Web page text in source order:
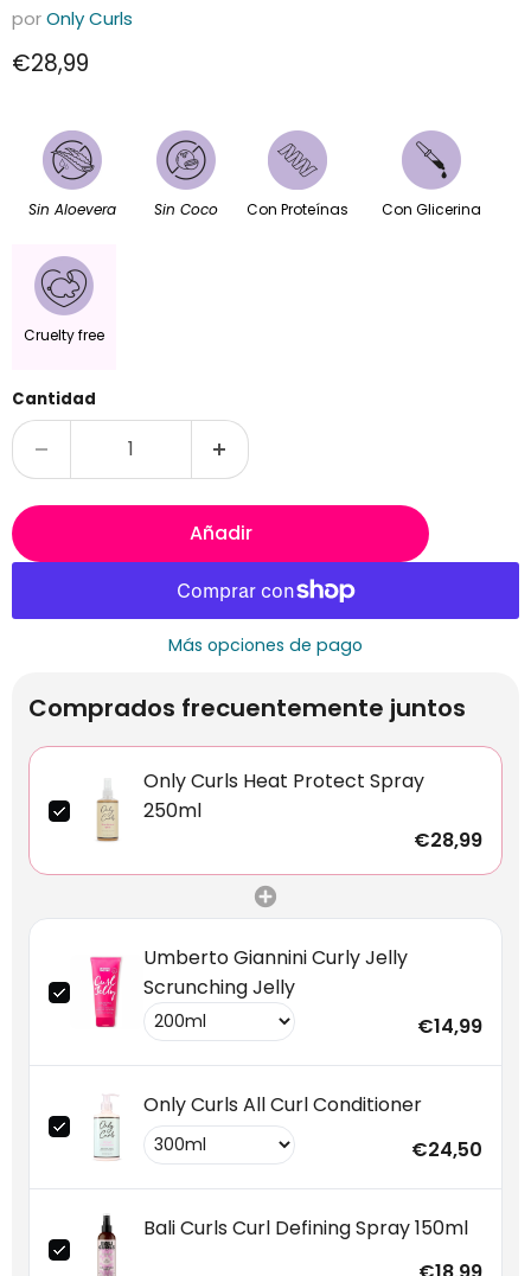
porOnly Curls
Precio actual
€28,99
Sin Aloevera Sin Coco Con Proteínas Con Glicerina
Cruelty free
Cantidad
Añadir
Más opciones de pago
Comprados frecuentemente juntos
Only Curls Heat Protect Spray
250ml
€28,99
Umberto Giannini Curly Jelly
Scrunching Jelly
€14,99
Only Curls All Curl Conditioner
€24,50
Bali Curls Curl Defining Spray 150ml